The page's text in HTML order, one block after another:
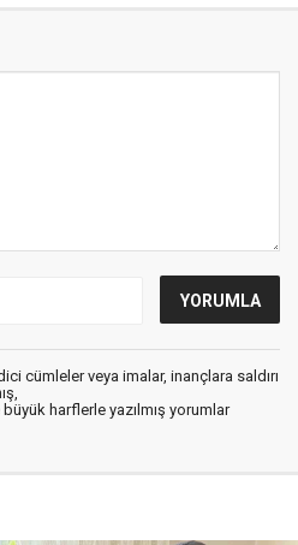
cümleler veya imalar, inançlara saldırı
harflerle yazılmış yorumlar